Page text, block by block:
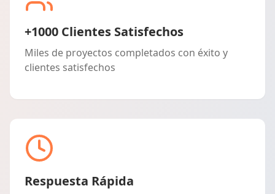
+1000 Clientes Satisfechos
Miles de proyectos completados con éxito y
clientes satisfechos
Respuesta Rápida